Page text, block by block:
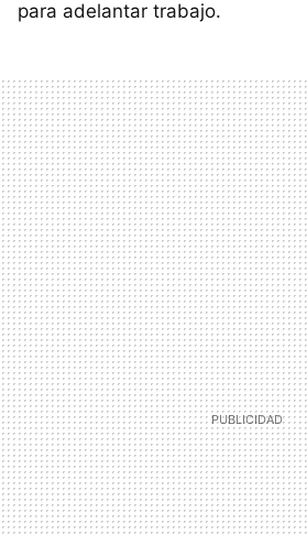
para adelantar trabajo.